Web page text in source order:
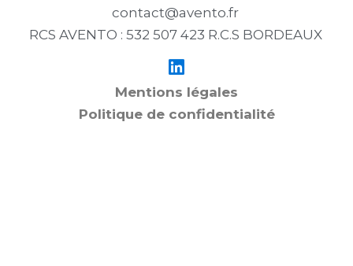
contact@avento.fr
RCS AVENTO : 532 507 423 R.C.S BORDEAUX
Mentions légales
Politique de confidentialité